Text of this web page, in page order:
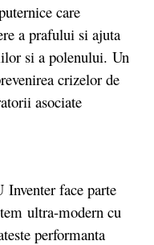
care
a prafului si ajuta
si a polenului. Un
crizelor de
asociate
face parte
ultra-modern cu
performanta